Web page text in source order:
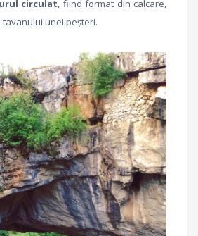
circulat, fiind format din calcare,
unei peşteri.